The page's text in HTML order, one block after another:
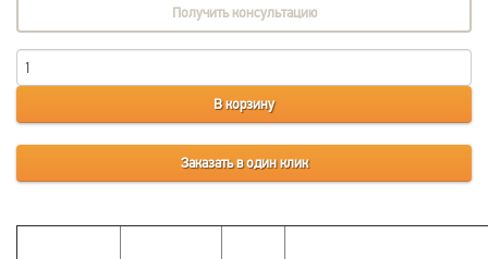
Получить консультацию
В корзину
Заказать в один клик